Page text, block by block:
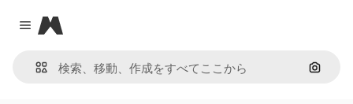
Close menu
Magnific
画像で